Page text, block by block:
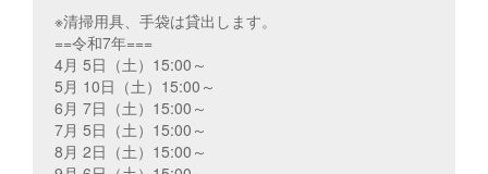
※清掃用具、手袋は貸出します。
==令和7年===
4月 5日（土）15:00～
5月 10日（土）15:00～
6月 7日（土）15:00～
7月 5日（土）15:00～
8月 2日（土）15:00～